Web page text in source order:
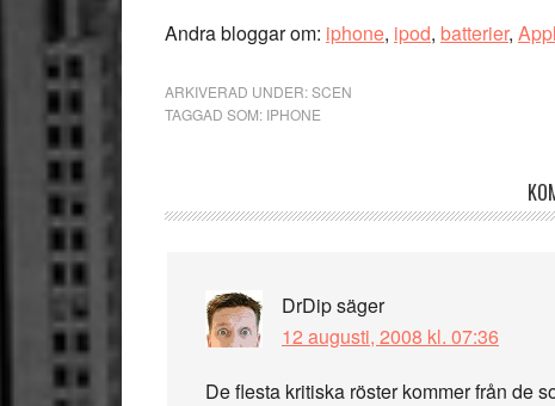
Andra bloggar om: iphone, ipod, batterier,
ARKIVERAD UNDER:SCEN
TAGGAD SOM: IPHONE
DrDipsäger
12 augusti, 2008 kl. 07:36
De flesta kritiska röster kommer från de